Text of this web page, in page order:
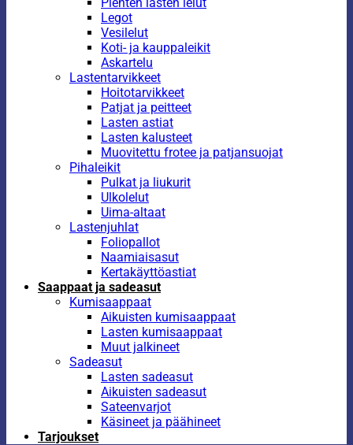
Legot
Vesilelut
Koti- ja kauppaleikit
Askartelu
Lastentarvikkeet
Hoitotarvikkeet
Patjat ja peitteet
Lasten astiat
Lasten kalusteet
Muovitettu frotee ja patjansuojat
Pihaleikit
Pulkat ja liukurit
Ulkolelut
Uima-altaat
Lastenjuhlat
Foliopallot
Naamiaisasut
Kertakäyttöastiat
Saappaat ja sadeasut
Kumisaappaat
Aikuisten kumisaappaat
Lasten kumisaappaat
Muut jalkineet
Sadeasut
Lasten sadeasut
Aikuisten sadeasut
Sateenvarjot
Käsineet ja päähineet
Tarjoukset